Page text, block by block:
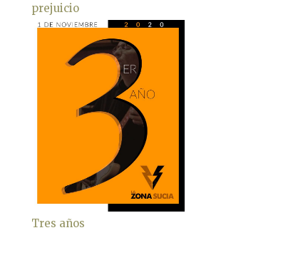
prejuicio
Tres años